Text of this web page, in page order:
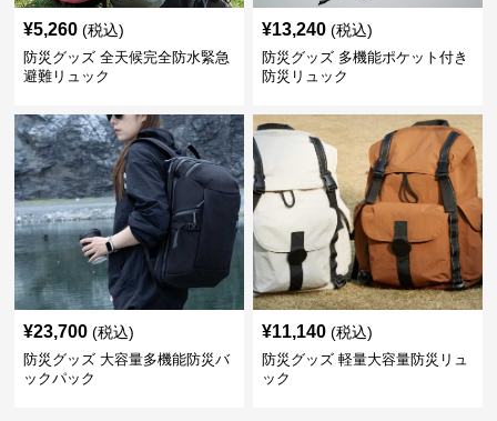
¥5,260 (税込)
防災グッズ 全天候完全防水緊急
避難リュック
¥13,240 (税込)
防災グッズ 多機能ポケット付き
防災リュック
¥23,700 (税込)
防災グッズ 大容量多機能防災バ
ックパック
¥11,140 (税込)
防災グッズ 軽量大容量防災リュ
ック